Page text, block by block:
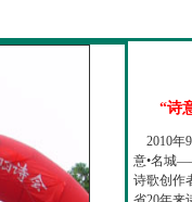
“诗
2010年
意•名城
诗歌创作